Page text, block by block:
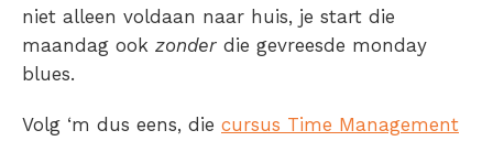
niet alleen voldaan naar huis, je start die
maandag ook zonder die gevreesde monday
blues.
Volg ‘m dus eens, die cursus Time Management